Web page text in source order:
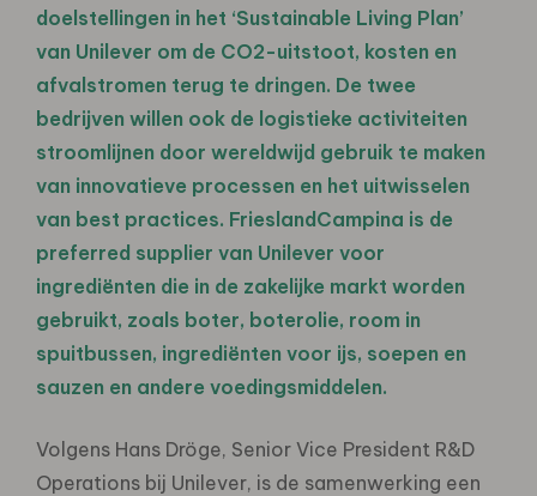
doelstellingen in het ‘Sustainable Living Plan’
van Unilever om de CO2-uitstoot, kosten en
afvalstromen terug te dringen. De twee
bedrijven willen ook de logistieke activiteiten
stroomlijnen door wereldwijd gebruik te maken
van innovatieve processen en het uitwisselen
van best practices. FrieslandCampina is de
preferred supplier van Unilever voor
ingrediënten die in de zakelijke markt worden
gebruikt, zoals boter, boterolie, room in
spuitbussen, ingrediënten voor ijs, soepen en
sauzen en andere voedingsmiddelen.
Volgens Hans Dröge, Senior Vice President R&D
Operations bij Unilever, is de samenwerking een